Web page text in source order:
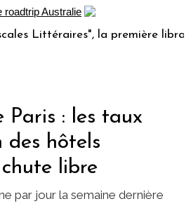
Littéraires", la première librairie
: les taux
des hôtels
libre
par jour la semaine dernière